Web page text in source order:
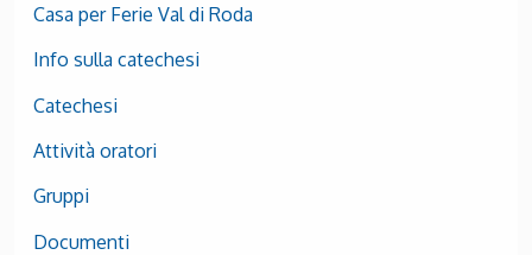
Casa per Ferie Val di Roda
Info sulla catechesi
Catechesi
Attività oratori
Gruppi
Documenti